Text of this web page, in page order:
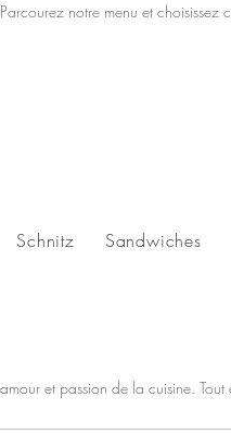
notre menu et choisissez
et passion de la cuisine.
Schnitz Sandwiches